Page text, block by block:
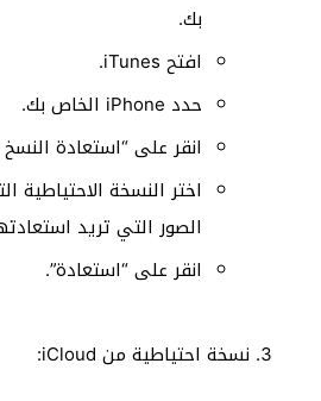
بك.
افتح iTunes.
حدد iPhone الخاص بك.
انقر على “استعادة
اختر النسخة الاحتياطية
الصور التي تريد
انقر على “استعادة”.
نسخة احتياطية من iCloud: